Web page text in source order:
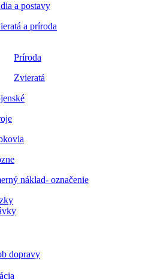
a postavy
a príroda
Príroda
Zvieratá
náklad- označenie
dopravy